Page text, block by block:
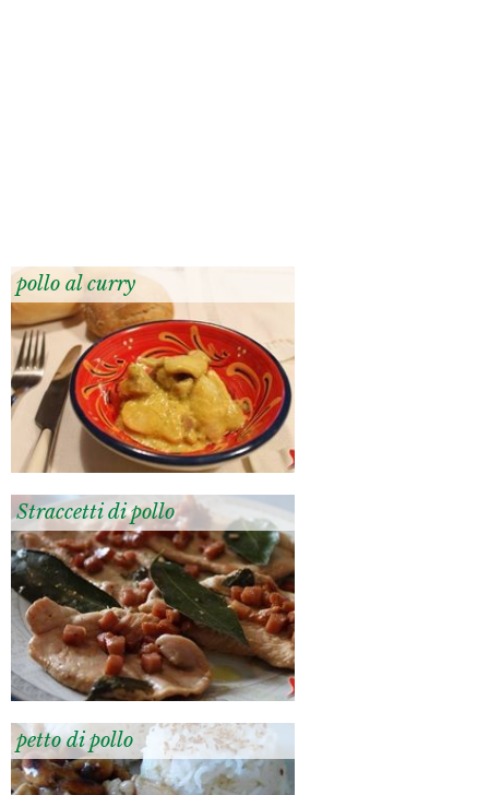
pollo al curry
Straccetti di pollo
petto di pollo